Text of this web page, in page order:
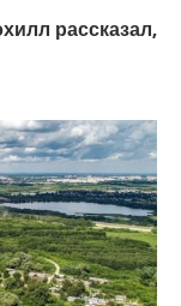
рассказал,